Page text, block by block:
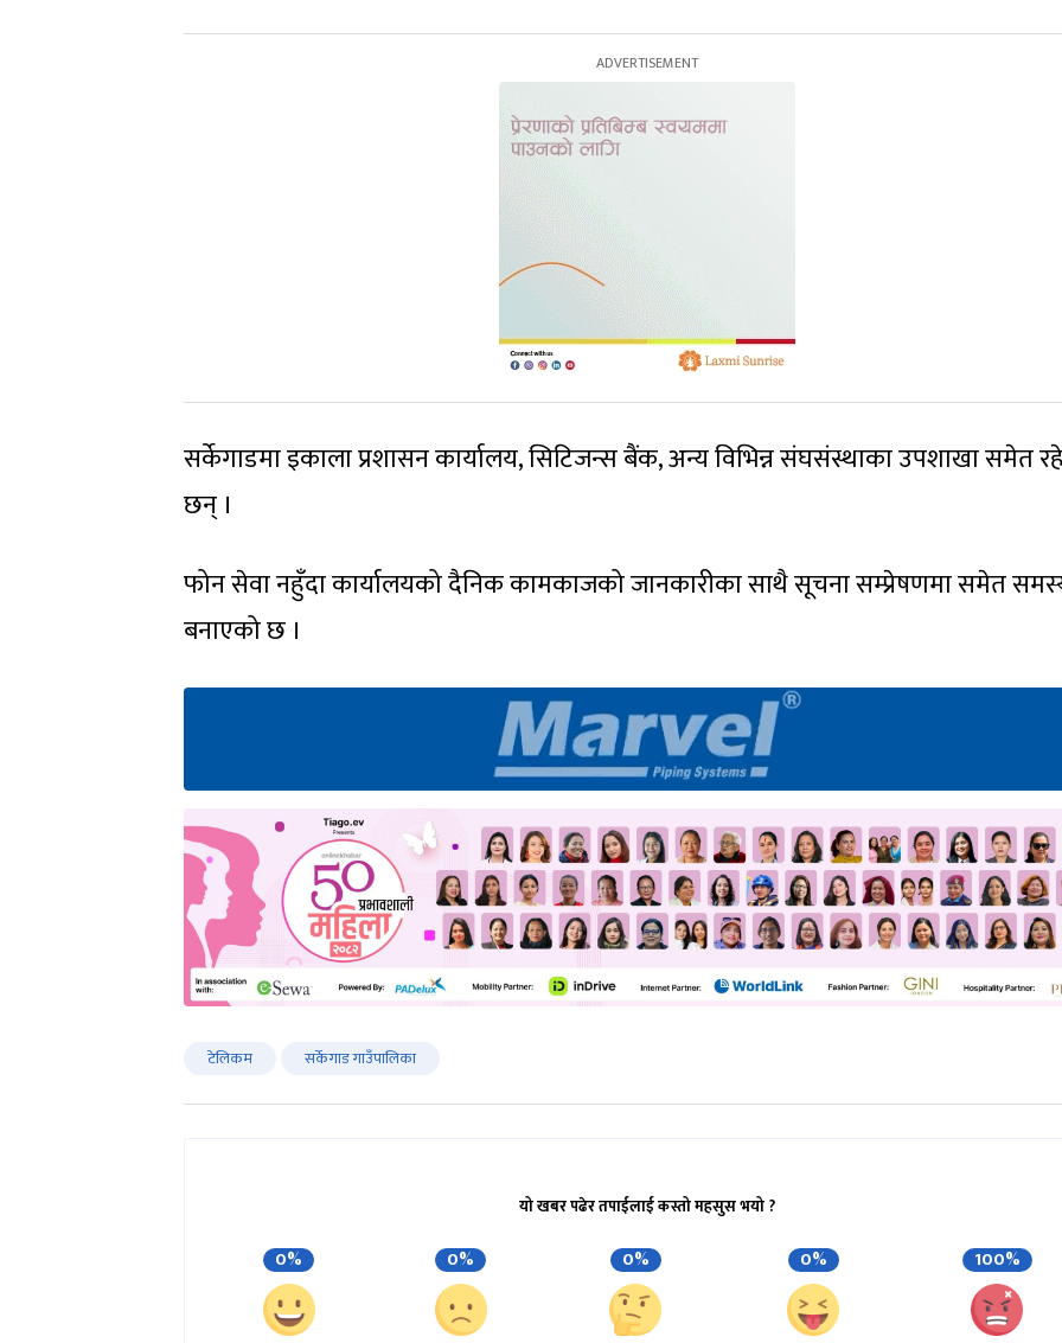
सर्केगाडमा इकाला प्रशासन कार्यालय, सिटिजन्स बैंक, अन्य विभिन्न संघसंस्थाका उपशाखा समेत
छन् ।
फोन सेवा नहुँदा कार्यालयको दैनिक कामकाजको जानकारीका साथै सूचना सम्प्रेषणमा समेत
बनाएको छ ।
टेलिकम सर्केगाड गाउँपालिका
यो खबर पढेर तपाईलाई कस्तो महसुस भयो ?
0% 0% 0% 0% 100%